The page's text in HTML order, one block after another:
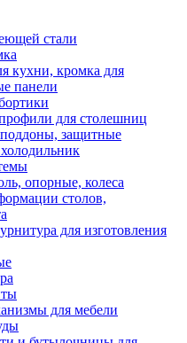
стали
кухни, кромка для
панели
для столешниц
защитные
опорные, колеса
столов,
для изготовления
для мебели